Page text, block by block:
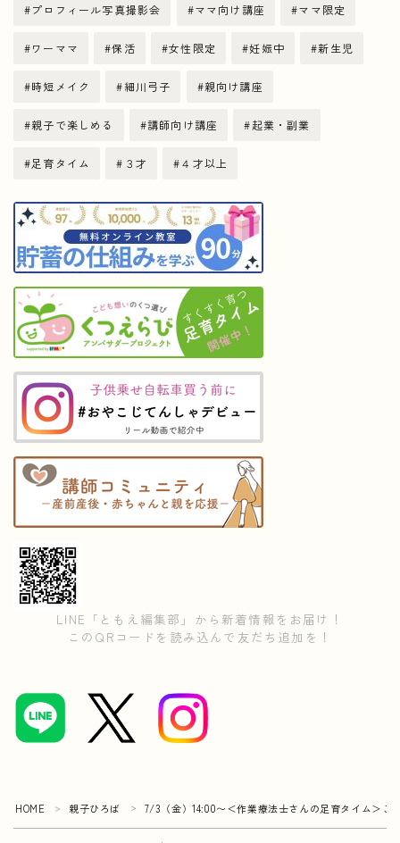
プロフィール写真撮影会 ママ向け講座 ママ限定
ワーママ 保活 女性限定 妊娠中 新生児
時短メイク 細川弓子 親向け講座
親子で楽しめる 講師向け講座 起業・副業
足育タイム ３才 ４才以上
LINE「ともえ編集部」から新着情報をお届け！
このQRコードを読み込んで友だち追加を！
HOME ＞ 親子ひろば ＞ 7/3（金）14:00〜＜作業療法士さんの足育タイム＞こ